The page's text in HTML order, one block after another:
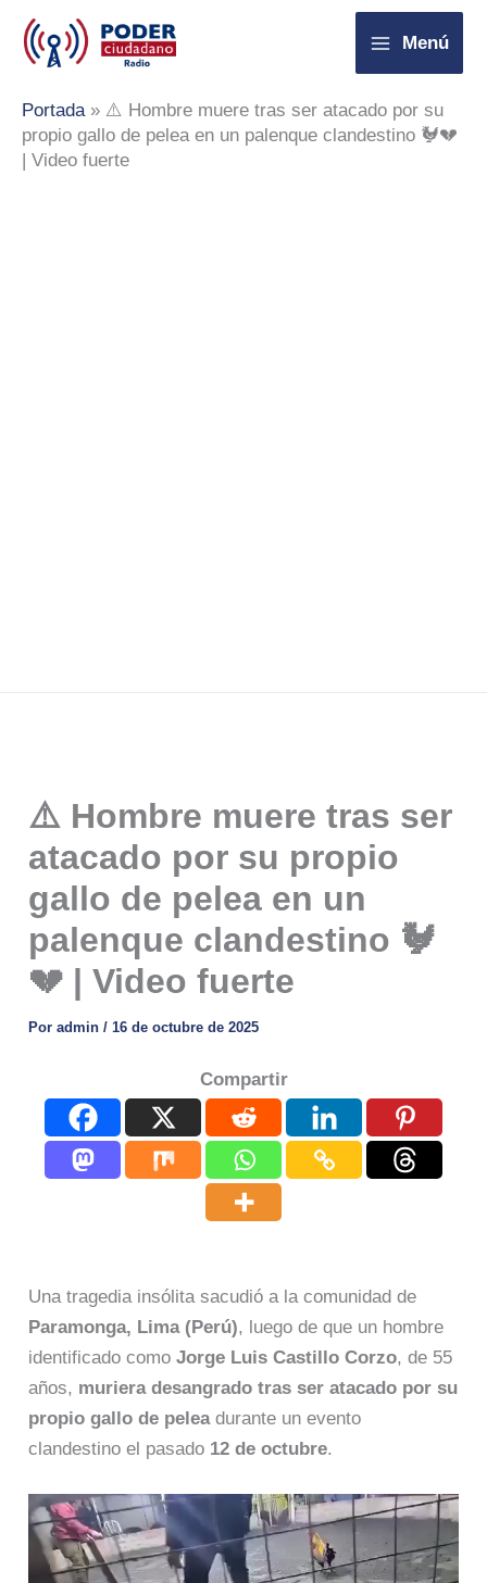
contenido
Menú
Portada» ⚠️ Hombre muere tras ser atacado por su
propio gallo de pelea en un palenque clandestino 🐓💔
| Video fuerte
⚠️ Hombre muere tras ser
atacado por su propio
gallo de pelea en un
palenque clandestino 🐓
💔 | Video fuerte
Poradmin/ 16 de octubre de 2025
Compartir
Una tragedia insólita sacudió a la comunidad de
Paramonga, Lima (Perú), luego de que un hombre
identificado comoJorge Luis Castillo Corzo, de 55
años, muriera desangrado tras ser atacado por su
propio gallo de peleadurante un evento
clandestino el pasado 12 de octubre.